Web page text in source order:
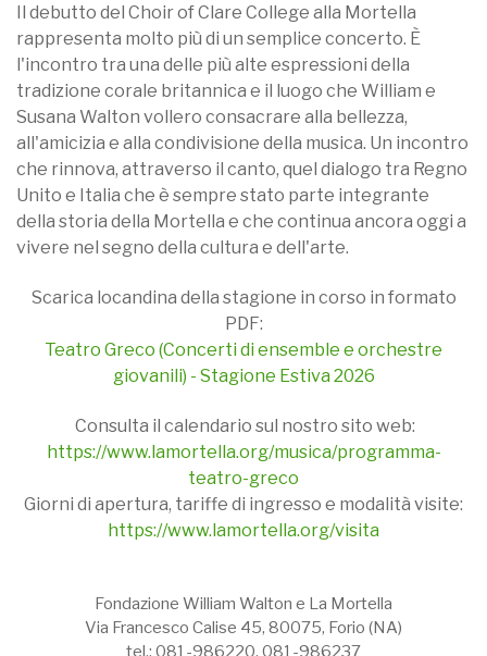
Il debutto del Choir of Clare College alla Mortella
rappresenta molto più di un semplice concerto. È
l'incontro tra una delle più alte espressioni della
tradizione corale britannica e il luogo che William e
Susana Walton vollero consacrare alla bellezza,
all'amicizia e alla condivisione della musica. Un incontro
che rinnova, attraverso il canto, quel dialogo tra Regno
Unito e Italia che è sempre stato parte integrante
della storia della Mortella e che continua ancora oggi a
vivere nel segno della cultura e dell'arte.
Scarica locandina della stagione in corso in formato
PDF:
Teatro Greco (Concerti di ensemble e orchestre
giovanili) - Stagione Estiva 2026
Consulta il calendario sul nostro sito web:
https://www.lamortella.org/musica/programma-
teatro-greco
Giorni di apertura, tariffe di ingresso e modalità visite:
https://www.lamortella.org/visita
Fondazione William Walton e La Mortella
Via Francesco Calise 45, 80075, Forio (NA)
tel.: 081-986220, 081-986237